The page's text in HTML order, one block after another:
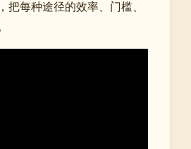
把每种途径的效率、门槛、